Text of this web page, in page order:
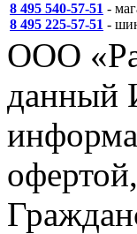
8 495 540-57-51 -
8 495 225-57-51 -
ООО
данный